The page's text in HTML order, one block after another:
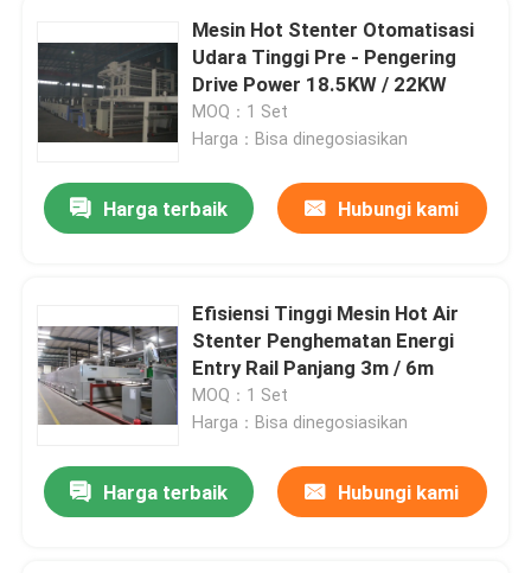
Rumah
Mesin Hot Stenter Otomatisasi
Udara Tinggi Pre - Pengering
Drive Power 18.5KW / 22KW
MOQ：1 Set
Harga：Bisa dinegosiasikan
Harga terbaik Hubungi kami
Efisiensi Tinggi Mesin Hot Air
Stenter Penghematan Energi
Entry Rail Panjang 3m / 6m
MOQ：1 Set
Harga：Bisa dinegosiasikan
Harga terbaik Hubungi kami